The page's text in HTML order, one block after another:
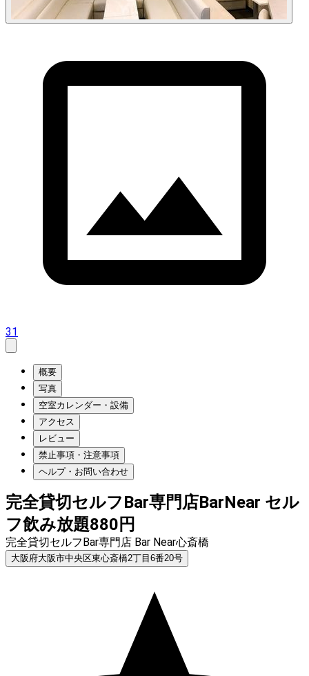
31
概要
写真
空室カレンダー・設備
アクセス
レビュー
禁止事項・注意事項
ヘルプ・お問い合わせ
完全貸切セルフBar専門店BarNear セル
フ飲み放題880円
完全貸切セルフBar専門店 Bar Near心斎橋
大阪府大阪市中央区東心斎橋2丁目6番20号